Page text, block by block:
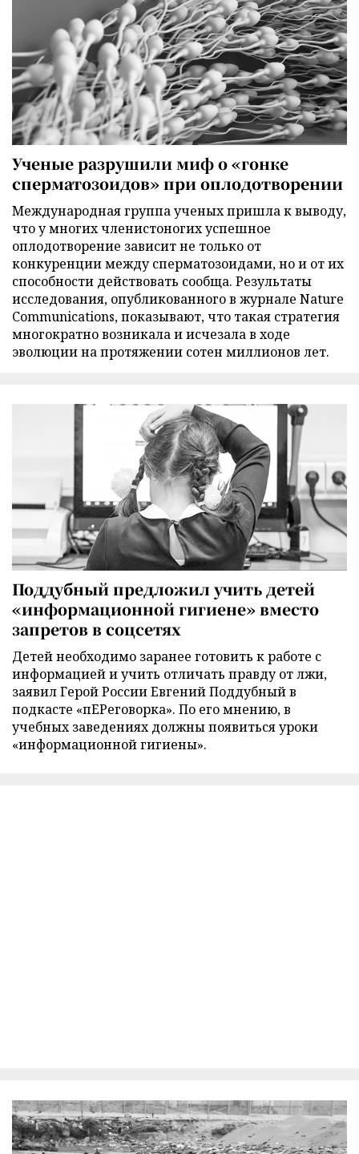
Ученые разрушили миф о «гонке
сперматозоидов» при оплодотворении
Международная группа ученых пришла к выводу,
что у многих членистоногих успешное
оплодотворение зависит не только от
конкуренции между сперматозоидами, но и от их
способности действовать сообща. Результаты
исследования, опубликованного в журнале Nature
Communications, показывают, что такая стратегия
многократно возникала и исчезала в ходе
эволюции на протяжении сотен миллионов лет.
Поддубный предложил учить детей
«информационной гигиене» вместо
запретов в соцсетях
Детей необходимо заранее готовить к работе с
информацией и учить отличать правду от лжи,
заявил Герой России Евгений Поддубный в
подкасте «пЕРеговорка». По его мнению, в
учебных заведениях должны появиться уроки
«информационной гигиены».